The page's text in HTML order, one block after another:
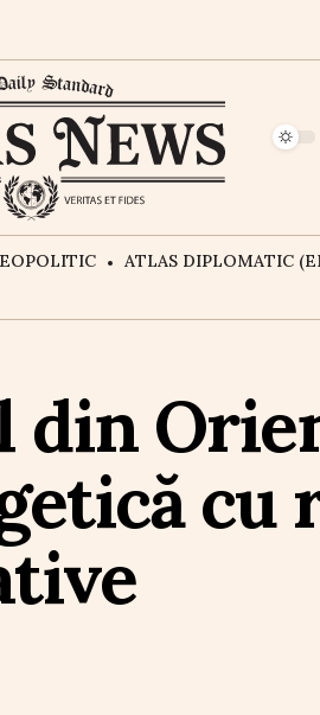
ATLAS DIPLOMATIC
din
cu